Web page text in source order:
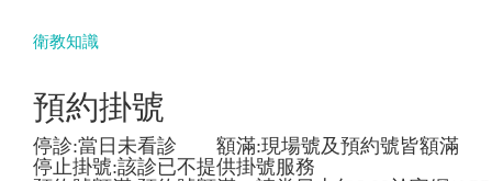
衛教知識
預約掛號
停診:當日未看診 額滿:現場號及預約號皆額滿
停止掛號:該診已不提供掛號服務